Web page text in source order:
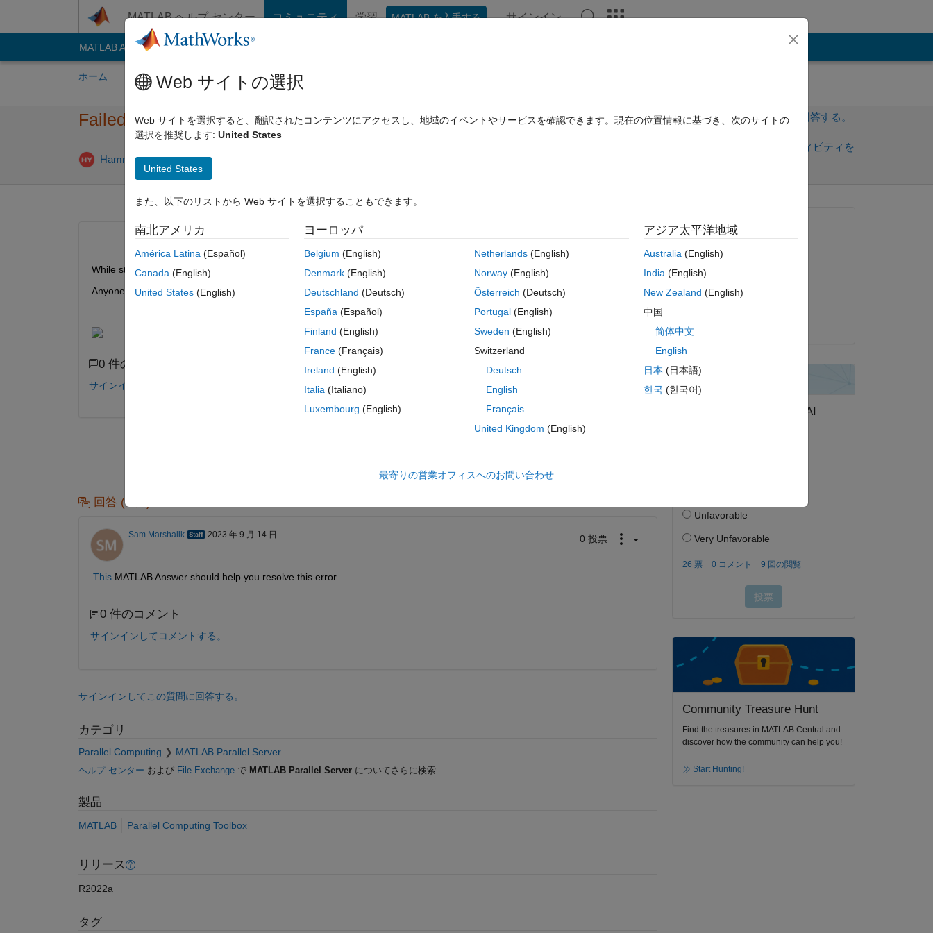
MATLAB ヘルプ センター コミュニティ 学習 MATLAB を入手する サインイン
MATLAB Answers File Exchange
ホーム 質問する 回答 閲覧 MATLAB に関する FAQ
Failed to Start MJS services on 1 of 1 hostnames
Hammad Younas 2023 9 月 14
サインインしてこの質問に回答する。
サインインしてアクティビティを
0 投票
While starting MJS service for hosts i am getting the error.
Anyone help me solving this issue
0 件のコメント
サインインしてコメントする。
サインインしてアクティビティをフォロー
回答 (1 件)
Sam Marshalik 2023 年 9 月 14 日 0 投票
This MATLAB Answer should help you resolve this error.
0 件のコメント
サインインしてコメントする。
サインインしてこの質問に回答する。
カテゴリ
Parallel Computing MATLAB Parallel Server
ヘルプ センター および File Exchangeで MATLAB Parallel Serverについてさらに検索
製品
MATLAB Parallel Computing Toolbox
リリース
R2022a
タグ
質問済み:
2023 年 9 月 14 日
回答済み:
Community Treasure Hunt
Find the treasures in MATLAB Central and
discover how the community can help you!
Start Hunting!
Web サイトの選択
Web サイトを選択すると、翻訳されたコンテンツにアクセスし、地域のイベントやサービスを確認できます。現在の位置情報に基づき、次のサイトの
選択を推奨します: United States
United States
また、以下のリストから Web サイトを選択することもできます。
南北アメリカ
América Latina (Español)
Canada (English)
United States (English)
ヨーロッパ
Belgium (English)
Denmark (English)
Deutschland (Deutsch)
España (Español)
Finland (English)
France (Français)
Ireland (English)
Italia (Italiano)
Luxembourg (English)
Netherlands(English)
Norway(English)
Österreich (Deutsch)
Portugal(English)
Sweden (English)
Switzerland
Deutsch
English
Français
United Kingdom (English)
アジア太平洋地域
Australia(English)
India(English)
New Zealand (English)
中国
简体中文
English
日本 (日本語)
한국 (한국어)
最寄りの営業オフィスへのお問い合わせ